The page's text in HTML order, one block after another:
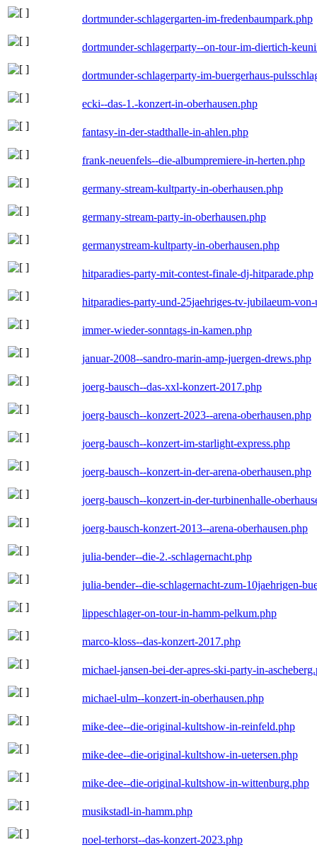
dortmunder-schlagergarten-im-fredenbaumpark.php
dortmunder-schlagerparty--on-tour-im-diertich-
dortmunder-schlagerparty-im-buergerhaus-
ecki--das-1.-konzert-in-oberhausen.php
fantasy-in-der-stadthalle-in-ahlen.php
frank-neuenfels--die-albumpremiere-in-herten.php
germany-stream-kultparty-in-oberhausen.php
germany-stream-party-in-oberhausen.php
germanystream-kultparty-in-oberhausen.php
hitparadies-party-mit-contest-finale-dj-hitparade.php
hitparadies-party-und-25jaehriges-tv-jubilaeum-
immer-wieder-sonntags-in-kamen.php
januar-2008--sandro-marin-amp-juergen-drews.php
joerg-bausch--das-xxl-konzert-2017.php
joerg-bausch--konzert-2023--arena-oberhausen.php
joerg-bausch--konzert-im-starlight-express.php
joerg-bausch--konzert-in-der-arena-oberhausen.php
joerg-bausch--konzert-in-der-turbinenhalle-
joerg-bausch-konzert-2013--arena-oberhausen.php
julia-bender--die-2.-schlagernacht.php
julia-bender--die-schlagernacht-zum-10jaehrigen-
lippeschlager-on-tour-in-hamm-pelkum.php
marco-kloss--das-konzert-2017.php
michael-jansen-bei-der-apres-ski-party-in-
michael-ulm--konzert-in-oberhausen.php
mike-dee--die-original-kultshow-in-reinfeld.php
mike-dee--die-original-kultshow-in-uetersen.php
mike-dee--die-original-kultshow-in-wittenburg.php
musikstadl-in-hamm.php
noel-terhorst--das-konzert-2023.php